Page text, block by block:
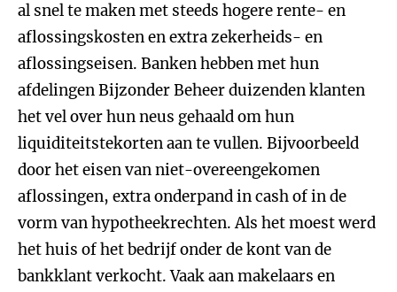
al snel te maken met steeds hogere rente- en
aflossingskosten en extra zekerheids- en
aflossingseisen. Banken hebben met hun
afdelingen Bijzonder Beheer duizenden klanten
het vel over hun neus gehaald om hun
liquiditeitstekorten aan te vullen. Bijvoorbeeld
door het eisen van niet-overeengekomen
aflossingen, extra onderpand in cash of in de
vorm van hypotheekrechten. Als het moest werd
het huis of het bedrijf onder de kont van de
bankklant verkocht. Vaak aan makelaars en